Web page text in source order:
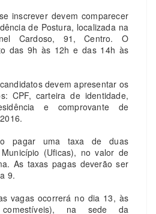
inscrever devem comparecer
de Postura, localizada na
Cardoso, 91, Centro. O
das 9h às 12h e das 14h às
devem apresentar os
CPF, carteira de identidade,
e comprovante de
pagar uma taxa de duas
(Uficas), no valor de
As taxas pagas deverão ser
9.
vagas ocorrerá no dia 13, às
na sede da